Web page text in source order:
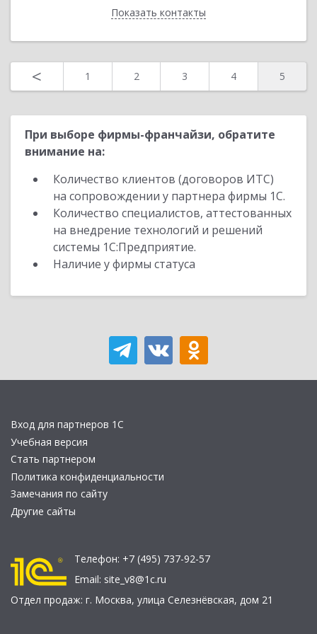
Показать контакты
Назад
< 1 2 3 4 5
При выборе фирмы-франчайзи, обратите
внимание на:
Количество клиентов (договоров ИТС)
на сопровождении у партнера фирмы 1С.
Количество специалистов, аттестованных
на внедрение технологий и решений
системы 1С:Предприятие.
Наличие у фирмы статуса
Вход для партнеров 1С
Учебная версия
Стать партнером
Политика конфиденциальности
Замечания по сайту
Другие сайты
Телефон: +7 (495) 737-92-57
Email: site_v8@1c.ru
Отдел продаж: г. Москва, улица Селезнёвская, дом 21